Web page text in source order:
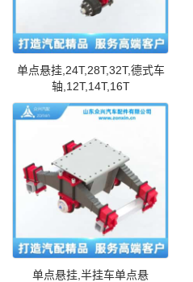
单点悬挂,24T,28T,32T,德式车
轴,12T,14T,16T
单点悬挂,半挂车单点悬